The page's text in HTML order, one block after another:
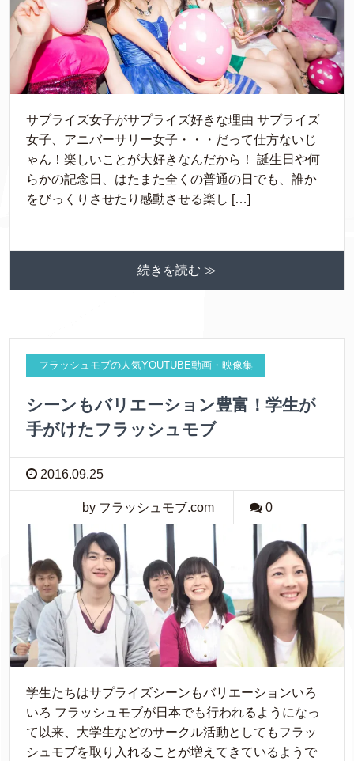
サプライズ女子がサプライズ好きな理由 サプライズ
女子、アニバーサリー女子・・・だって仕方ないじ
ゃん！楽しいことが大好きなんだから！ 誕生日や何
らかの記念日、はたまた全くの普通の日でも、誰か
をびっくりさせたり感動させる楽し […]
続きを読む ≫
フラッシュモブの人気YOUTUBE動画・映像集
シーンもバリエーション豊富！学生が
手がけたフラッシュモブ
2016.09.25
by フラッシュモブ.com 0
学生たちはサプライズシーンもバリエーションいろ
いろ フラッシュモブが日本でも行われるようになっ
て以来、大学生などのサークル活動としてもフラッ
シュモブを取り入れることが増えてきているようで